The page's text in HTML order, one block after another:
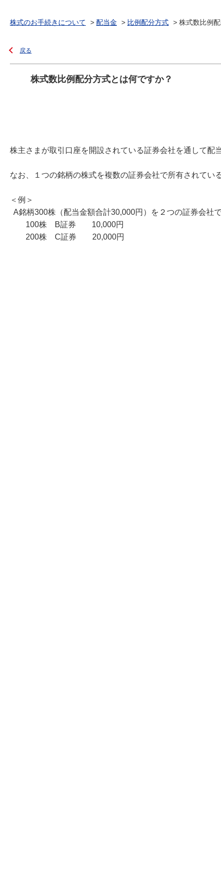
株式のお手続きについて > 配当金 > 比例配分方式 > 株式数比例
戻る
株式数比例配分方式とは何ですか？
株主さまが取引口座を開設されている証券会社を通して配
なお、１つの銘柄の株式を複数の証券会社で所有されて
＜例＞
A銘柄300株（配当金額合計30,000円）を２つの証券会社
100株 B証券 10,000円
200株 C証券 20,000円